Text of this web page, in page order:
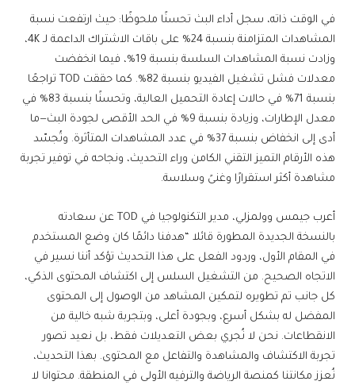
في الوقت ذاته، سجل أداء البث تحسنًا ملحوظًا: حيث ارتفعت نسبة
المشاهدات المتزامنة بنسبة 24% على باقات الاشتراك الداعمة لـ 4K،
وزادت نسبة المشاهدات السلسة بنسبة 19%، فيما انخفضت
معدلات فشل تشغيل الفيديو بنسبة 82%. كما حققت TOD تراجعًا
بنسبة 71% في حالات إعادة التحميل العالية، وتحسنًا بنسبة 83% في
معدل الإطارات، وزيادة بنسبة 9% في الحد الأقصى لجودة البث—ما
أدى إلى انخفاض بنسبة 37% في عدد المشاهدات المتأثرة. وتُجسّد
هذه الأرقام التميز التقني الكامن وراء التحديث، ونجاحه في توفير تجربة
مشاهدة أكثر استقرارًا وغنىً وسلاسة.
أعرب جيمس وولمزلي، مدير التكنولوجيا في TOD عن سعادته
بالنسخة الجديدة المطورة قائلا “هدفنا دائمًا كان وضع المستخدم
في المقام الأول، وردود الفعل على هذا التحديث تؤكد أننا نسير في
الاتجاه الصحيح. من التشغيل السلس إلى اكتشاف المحتوى الذكي،
كل جانب تم تطويره لتمكين المشاهد من الوصول إلى المحتوى
المفضل له بشكل أسرع، وبجودة أعلى، وبتجربة شبه خالية من
الانقطاعات. نحن لا نُجري بعض التعديلات فقط، بل نعيد تصور
تجربة الاكتشاف والمشاهدة والتفاعل مع المحتوى. بهذا التحديث،
نُعزز مكانتنا كمنصة الرياضة والترفيه الأولى في المنطقة. محتوانا لا